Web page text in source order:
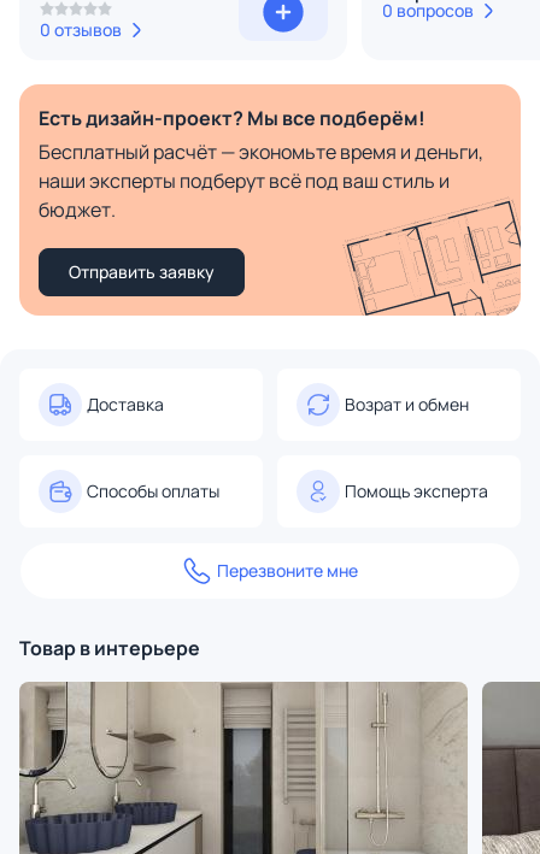
0 отзывов
0 вопросов
Есть дизайн-проект? Мы все подберём!
Бесплатный расчёт — экономьте время и деньги,
наши эксперты подберут всё под ваш стиль и
бюджет.
Отправить заявку
Доставка Возрат и обмен
Способы оплаты Помощь эксперта
Перезвоните мне
Товар в интерьере